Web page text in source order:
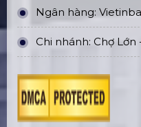
Ngân hàng:
Chi nhánh: Chợ Lớn